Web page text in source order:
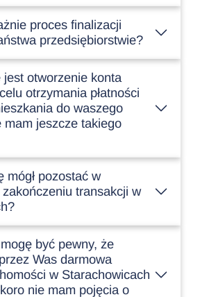
proces finalizacji
przedsiębiorstwie?
otworzenie konta
otrzymania płatności
do waszego
mam jeszcze takiego
mógł pozostać w
transakcji w
być pewny, że
Was darmowa
w Starachowicach
nie mam pojęcia o